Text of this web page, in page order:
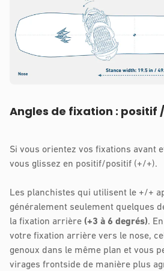
Angles de fixation : positif
Si vous orientez vos fixations avant
vous glissez en positif/positif (+/+).
Les planchistes qui utilisent le +/+
généralement seulement quelques
la fixation arrière (+3 à 6 degrés).
votre fixation arrière vers le nose,
genoux dans le même plan et vous
virages frontside de manière plus